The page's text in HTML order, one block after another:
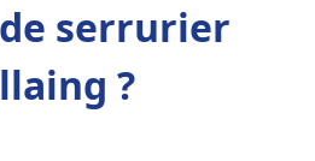
serrurier
?